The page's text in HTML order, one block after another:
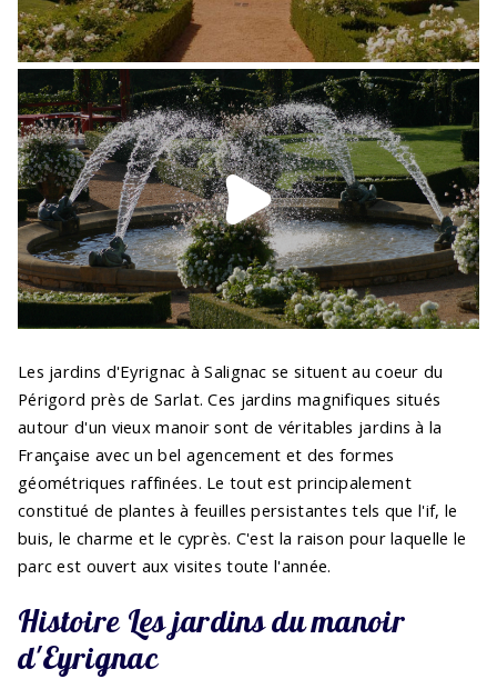
Les jardins d'Eyrignac à Salignac se situent au coeur du
Périgord près de Sarlat. Ces jardins magnifiques situés
autour d'un vieux manoir sont de véritables jardins à la
Française avec un bel agencement et des formes
géométriques raffinées. Le tout est principalement
constitué de plantes à feuilles persistantes tels que l'if, le
buis, le charme et le cyprès. C'est la raison pour laquelle le
parc est ouvert aux visites toute l'année.
Histoire Les jardins du manoir
d'Eyrignac